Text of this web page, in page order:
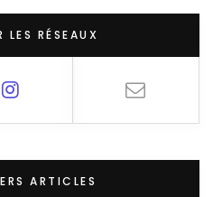
LES RÉSEAUX
ARTICLES